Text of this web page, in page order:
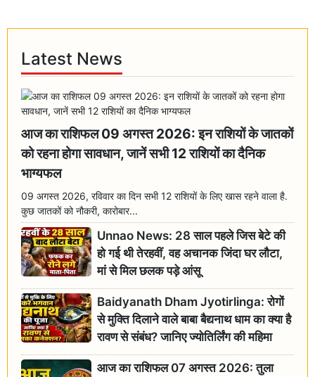
Latest News
आज का राशिफल 09 अगस्त 2026: इन राशियों के जातकों
को रहना होगा सावधान, जानें सभी 12 राशियों का दैनिक
भाग्यफल
09 अगस्त 2026, रविवार का दिन सभी 12 राशियों के लिए खास रहने वाला है.
कुछ जातकों को नौकरी, कारोबार...
Unnao News: 28 साल पहले जिस बेटे की
हो गई थी तेरहवीं, वह अचानक जिंदा घर लौटा,
मां से मिल छलक पड़े आंसू
Baidyanath Dham Jyotirlinga: रोगों
से मुक्ति दिलाने वाले बाबा बैद्यनाथ धाम का क्या है
रावण से संबंध? जानिए ज्योतिर्लिंग की महिमा
आज का राशिफल 07 अगस्त 2026: तुला